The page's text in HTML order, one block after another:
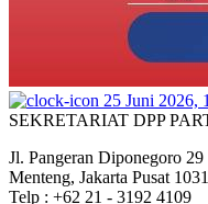
25 Juni 2026,
SEKRETARIAT DPP
Jl. Pangeran Diponegoro 29
Menteng, Jakarta Pusat
Telp : +62 21 - 3192 4109